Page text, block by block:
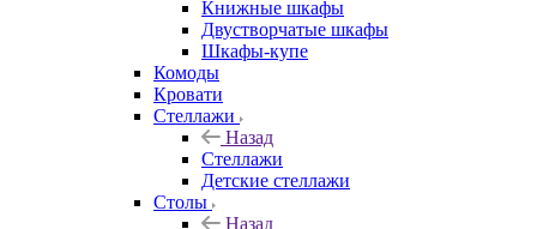
Книжные шкафы
Двустворчатые шкафы
Шкафы-купе
Комоды
Кровати
Стеллажи
Назад
Стеллажи
Детские стеллажи
Столы
Назад